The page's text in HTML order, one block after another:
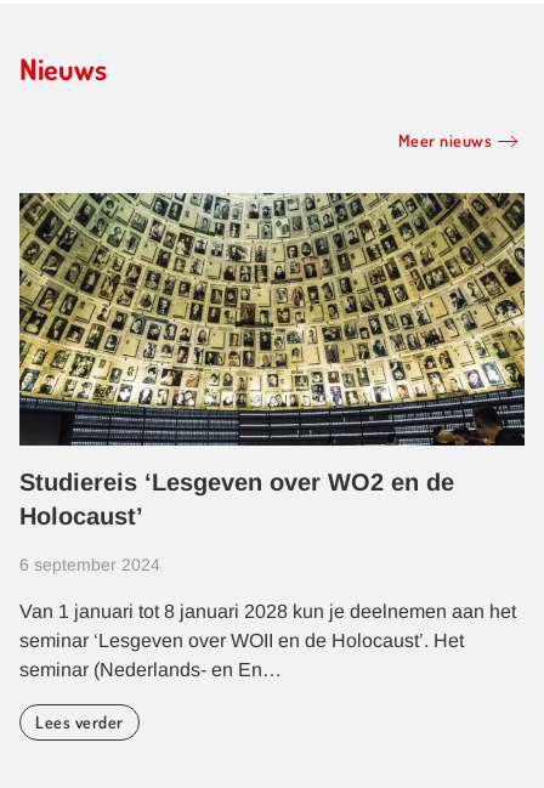
Nieuws
Meer nieuws
Studiereis ‘Lesgeven over WO2 en de
Holocaust’
6 september 2024
Van 1 januari tot 8 januari 2028 kun je deelnemen aan het
seminar ‘Lesgeven over WOII en de Holocaust’. Het
seminar (Nederlands- en En…
Lees verder